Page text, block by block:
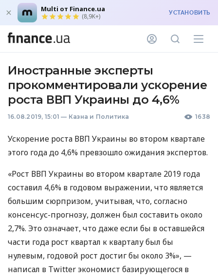
Multi от Finance.ua
(8,9K+) УСТАНОВИТЬ
Иностранные эксперты
прокомментировали ускорение
роста ВВП Украины до 4,6%
16.08.2019, 15:01 — Казна и Политика 1638
Ускорение роста ВВП Украины во втором квартале
этого года до 4,6% превзошло ожидания экспертов.
«Рост ВВП Украины во втором квартале 2019 года
составил 4,6% в годовом выражении, что является
большим сюрпризом, учитывая, что, согласно
консенсус-прогнозу, должен был составить около
2,7%. Это означает, что даже если бы в оставшейся
части года рост квартал к кварталу был бы
нулевым, годовой рост достиг бы около 3%», —
написал в Twitter экономист базирующегося в